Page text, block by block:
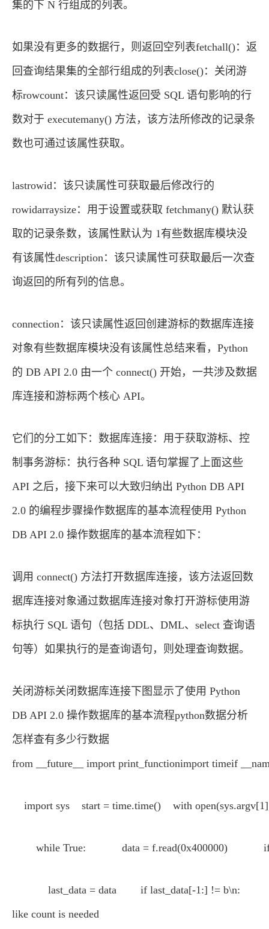
集的下 N 行组成的列表。
如果没有更多的数据行，则返回空列表fetchall()：返
回查询结果集的全部行组成的列表close()：关闭游
标rowcount：该只读属性返回受 SQL 语句影响的行
数对于 executemany() 方法，该方法所修改的记录条
数也可通过该属性获取。
lastrowid：该只读属性可获取最后修改行的
rowidarraysize：用于设置或获取 fetchmany() 默认获
取的记录条数，该属性默认为 1有些数据库模块没
有该属性description：该只读属性可获取最后一次查
询返回的所有列的信息。
connection：该只读属性返回创建游标的数据库连接
对象有些数据库模块没有该属性总结来看，Python
的 DB API 2.0 由一个 connect() 开始，一共涉及数据
库连接和游标两个核心 API。
它们的分工如下：数据库连接：用于获取游标、控
制事务游标：执行各种 SQL 语句掌握了上面这些
API 之后，接下来可以大致归纳出 Python DB API
2.0 的编程步骤操作数据库的基本流程使用 Python
DB API 2.0 操作数据库的基本流程如下：
调用 connect() 方法打开数据库连接，该方法返回数
据库连接对象通过数据库连接对象打开游标使用游
标执行 SQL 语句（包括 DDL、DML、select 查询语
句等）如果执行的是查询语句，则处理查询数据。
关闭游标关闭数据库连接下图显示了使用 Python
DB API 2.0 操作数据库的基本流程python数据分析
怎样查有多少行数据
from __future__ import print_functionimport timeif
import sys start = time.time() with
while True: data = f.read(0x400000)
last_data = data if last_data[-1:] != b\n:
like count is needed